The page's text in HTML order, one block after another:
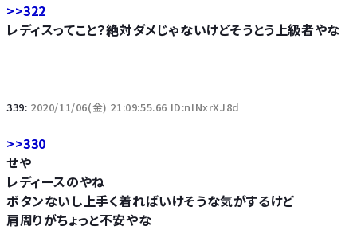
>>322
レディスってこと？絶対ダメじゃないけどそうとう上級者やな
339: 2020/11/06(金) 21:09:55.66 ID:nINxrXJ8d
>>330
せや
レディースのやね
ボタンないし上手く着ればいけそうな気がするけど
肩周りがちょっと不安やな